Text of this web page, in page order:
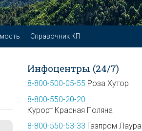
Справочник КП
Инфоцентры (24/7)
8-800-500-05-55 Роза Хутор
8-800-550-20-20
Курорт Красная Поляна
8-800-550-53-33 Газпром Лаура